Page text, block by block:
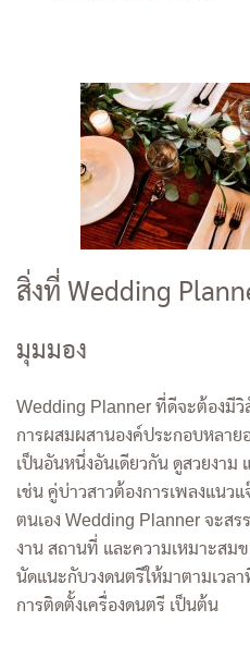
สิ่งที่ Wedding
มุมมอง
Wedding Planner ที่ดีจะต้องมี
การผสมผสานองค์ประกอบหลาย
เป็นอันหนึ่งอันเดียวกัน ดูสวยงาม
เช่น คู่บ่าวสาวต้องการเพลงแนว
ตนเอง Wedding Planner จะส
งาน สถานที่ และความเหมาะสม
นัดแนะกับวงดนตรีให้มาตามเวล
การติดตั้งเครื่องดนตรี เป็นต้น